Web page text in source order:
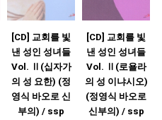
[CD] 교회를 빛
낸 성인 성녀들
Vol. Ⅱ(십자가
의 성 요한) (정
영식 바오로 신
부의) / ssp
[CD] 교회를 빛
낸 성인 성녀들
Vol. Ⅱ(로욜라
의 성 이냐시오)
(정영식 바오로
신부의) / ssp